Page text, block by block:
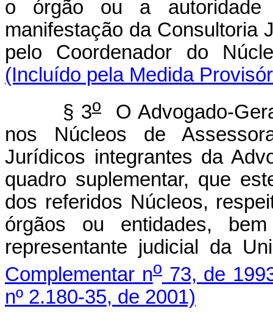
o órgão ou a autoridade
manifestação da Consultoria
pelo Coordenador do
(Incluído pela Medida
§ 3oO Advogado-
nos Núcleos de
Jurídicos integrantes da
quadro suplementar, que
dos referidos Núcleos,
órgãos ou entidades,
representante judicial da
Complementar no73, de
nº 2.180-35, de 2001)